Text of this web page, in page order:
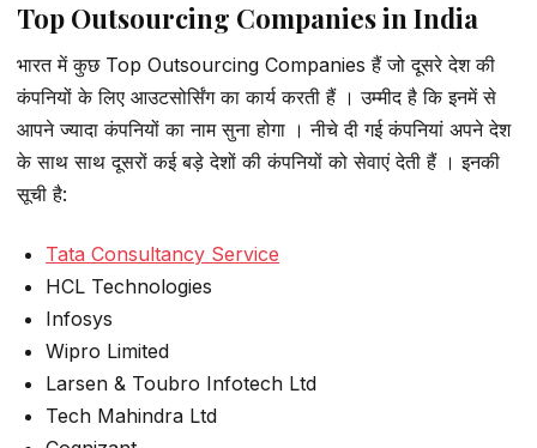
Top Outsourcing Companies in India
भारत में कुछ Top Outsourcing Companies हैं जो दूसरे देश की
कंपनियों के लिए आउटसोर्सिंग का कार्य करती हैं । उम्मीद है कि इनमें से
आपने ज्यादा कंपनियों का नाम सुना होगा । नीचे दी गई कंपनियां अपने देश
के साथ साथ दूसरों कई बड़े देशों की कंपनियों को सेवाएं देती हैं । इनकी
सूची है:
Tata Consultancy Service
HCL Technologies
Infosys
Wipro Limited
Larsen & Toubro Infotech Ltd
Tech Mahindra Ltd